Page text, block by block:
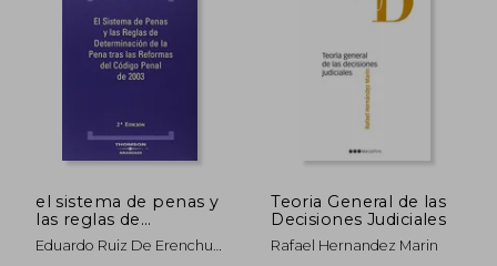
50%
dcto.
$ 258.118
$ 129.059
50%
el sistema de penas y
las reglas de
determinación de la
pena tras las
Eduardo Ruiz De Erenchun
Teoria General de las
Decisiones Judiciales
Rafael Hernandez Marin